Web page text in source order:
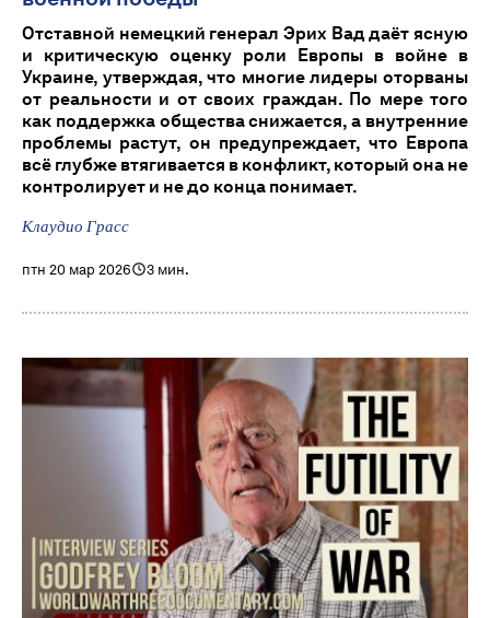
Отставной немецкий генерал Эрих Вад даёт ясную
и критическую оценку роли Европы в войне в
Украине, утверждая, что многие лидеры оторваны
от реальности и от своих граждан. По мере того
как поддержка общества снижается, а внутренние
проблемы растут, он предупреждает, что Европа
всё глубже втягивается в конфликт, который она не
контролирует и не до конца понимает.
Клаудио Грасс
птн 20 мар 2026 3 мин.